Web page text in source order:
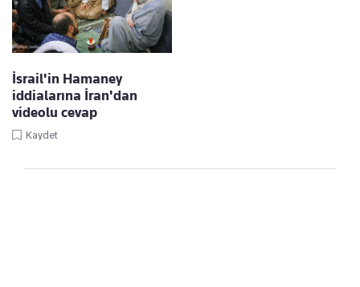
İsrail'in Hamaney
iddialarına İran'dan
videolu cevap
Kaydet